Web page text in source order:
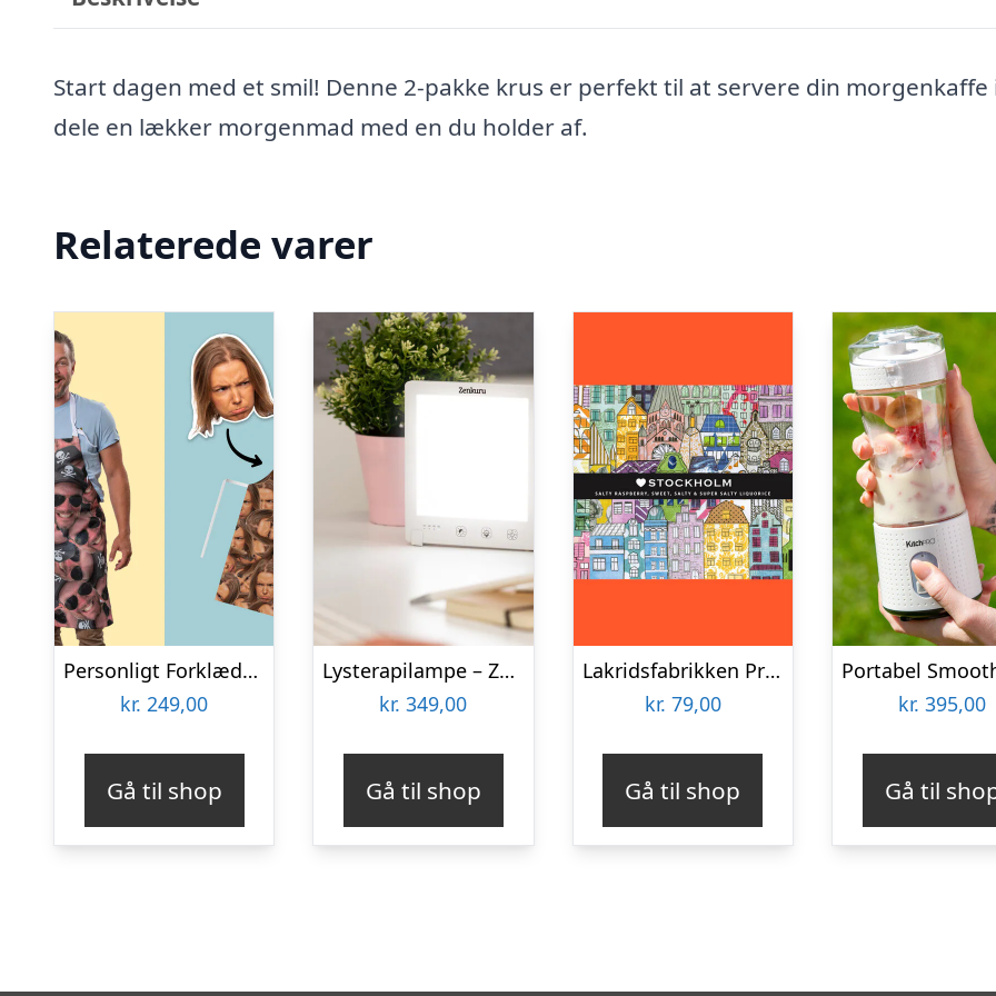
Start dagen med et smil! Denne 2-pakke krus er perfekt til at servere din morgenkaffe
dele en lækker morgenmad med en du holder af.
Relaterede varer
Personligt Forklæde med Billede – Multiface
kr. 249,00
Gå til shop
Lysterapilampe – Zenkuru
kr. 349,00
Gå til shop
Lakridsfabrikken Premiumlakrids – Stockholm
kr. 79,00
Gå til shop
kr. 395,00
Gå til